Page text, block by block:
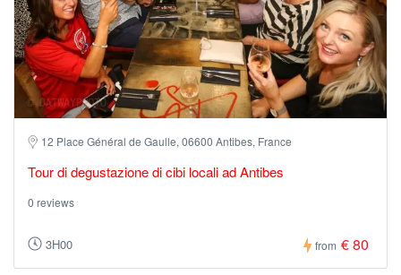
12 Place Général de Gaulle, 06600 Antibes, France
Tour di degustazione di cibi locali ad Antibes
0 reviews
3H00 from € 80